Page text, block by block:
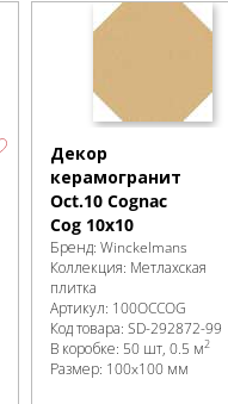
Декор
керамогранит
Oct.10 Cognac
Cog 10x10
Бренд: Winckelmans
Коллекция: Метлахская
плитка
Артикул: 100OCCOG
Код товара: SD-292872-99
В коробке: 50 шт, 0.5 м2
Размер: 100x100 мм